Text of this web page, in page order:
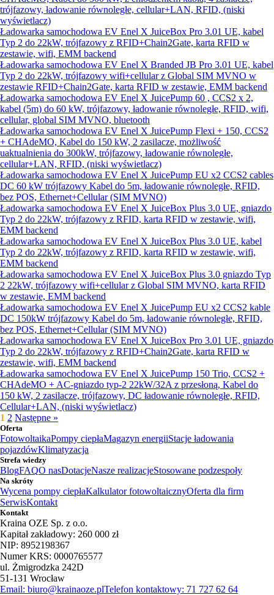
trójfazowy, ładowanie równoległe, cellular+LAN, RFID, (niski
wyświetlacz)
Ładowarka samochodowa EV Enel X JuiceBox Pro 3.01 UE, kabel
Typ 2 do 22kW, trójfazowy z RFID+Chain2Gate, karta RFID w
zestawie, wifi, EMM backend
Ładowarka samochodowa EV Enel X Branded JB Pro 3.01 UE, kabel
Typ 2 do 22kW, trójfazowy wifi+cellular z Global SIM MVNO w
zestawie RFID+Chain2Gate, karta RFID w zestawie, EMM backend
Ładowarka samochodowa EV Enel X JuicePump 60 , CCS2 x 2,
kabel (5m) do 60 kW, trójfazowy, ładowanie równoległe, RFID, wifi,
cellular, global SIM MVNO, bluetooth
Ładowarka samochodowa EV Enel X JuicePump Flexi + 150, CCS2
+ CHAdeMO, Kabel do 150 kW, 2 zasilacze, możliwość
uaktualnienia do 300kW, trójfazowy, ładowanie równoległe,
cellular+LAN, RFID, (niski wyświetlacz)
Ładowarka samochodowa EV Enel X JuicePump EU x2 CCS2 cables
DC 60 kW trójfazowy Kabel do 5m, ładowanie równoległe, RFID,
bez POS, Ethernet+Cellular (SIM MVNO)
Ładowarka samochodowa EV Enel X JuiceBox Plus 3.0 UE, gniazdo
Typ 2 do 22kW, trójfazowy z RFID, karta RFID w zestawie, wifi,
EMM backend
Ładowarka samochodowa EV Enel X JuiceBox Plus 3.0 UE, kabel
Typ 2 do 22kW, trójfazowy z RFID, karta RFID w zestawie, wifi,
EMM backend
Ładowarka samochodowa EV Enel X JuiceBox Plus 3.0 gniazdo Typ
2 22kW, trójfazowy wifi+cellular z Global SIM MVNO, karta RFID
w zestawie, EMM backend
Ładowarka samochodowa EV Enel X JuicePump EU x2 CCS2 kable
DC 150kW trójfazowy Kabel do 5m, ładowanie równoległe, RFID,
bez POS, Ethernet+Cellular (SIM MVNO)
Ładowarka samochodowa EV Enel X JuiceBox Pro 3.01 UE, gniazdo
Typ 2 do 22kW, trójfazowy z RFID+Chain2Gate, karta RFID w
zestawie, wifi, EMM backend
Ładowarka samochodowa EV Enel X JuicePump 150 Trio, CCS2 +
CHAdeMO + AC-gniazdo typ-2 22kW/32A z przesłoną, Kabel do
150 kW, 2 zasilacze, trójfazowy, DC ładowanie równoległe, RFID,
Cellular+LAN, (niski wyświetlacz)
1 2 Następne »
Oferta
FotowoltaikaPompy ciepłaMagazyn energiiStacje ładowania
pojazdówKlimatyzacja
Strefa wiedzy
BlogFAQO nasDotacjeNasze realizacjeStosowane podzespoły
Na skróty
Wycena pompy ciepłaKalkulator fotowoltaicznyOferta dla firm
SerwisKontakt
Kontakt
Kraina OZE Sp. z o.o.
Kapitał zakładowy: 260 000 zł
NIP: 8952198367
Numer KRS: 0000765577
ul. Żmigrodzka 242D
51-131 Wrocław
Email: biuro@krainaoze.plTelefon kontaktowy: 71 727 62 64